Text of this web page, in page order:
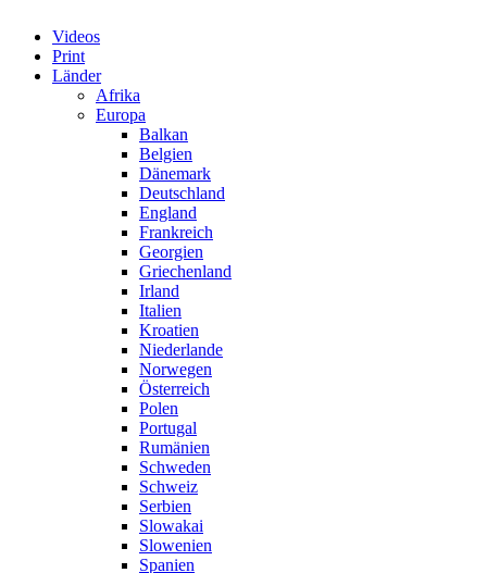
Videos
Print
Länder
Afrika
Europa
Balkan
Belgien
Dänemark
Deutschland
England
Frankreich
Georgien
Griechenland
Irland
Italien
Kroatien
Niederlande
Norwegen
Österreich
Polen
Portugal
Rumänien
Schweden
Schweiz
Serbien
Slowakai
Slowenien
Spanien